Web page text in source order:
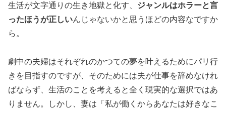
生活が文字通りの生き地獄と化す、 ジャンルはホラーと言
ったほうが正しいんじゃないかと思うほどの内容なですか
ら。
劇中の夫婦はそれぞれのかつての夢を叶えるためにパリ行
きを目指すのですが、そのためには夫が仕事を辞めなけれ
ばならず、生活のことを考えると全く現実的な選択ではあ
りません。しかし、妻は「私が働くからあなたは好きなこ